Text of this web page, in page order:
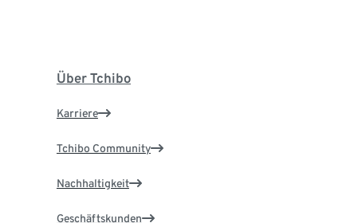
Über Tchibo
Karriere
Tchibo Community
Nachhaltigkeit
Geschäftskunden